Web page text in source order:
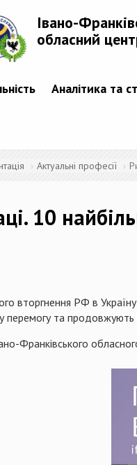
Івано-
обласний
Аналітика та
Актуальні професії
10
вторгнення РФ в
перемогу та
Франківського